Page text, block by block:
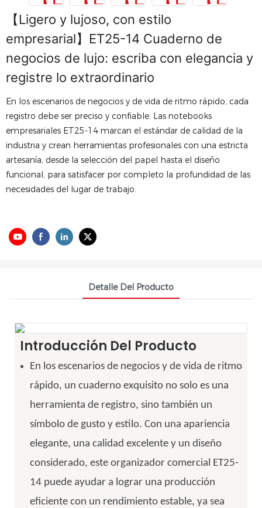
【Ligero y lujoso, con estilo
empresarial】ET25-14 Cuaderno de
negocios de lujo: escriba con elegancia y
registre lo extraordinario
En los escenarios de negocios y de vida de ritmo rápido, cada
registro debe ser preciso y confiable. Las notebooks
empresariales ET25-14 marcan el estándar de calidad de la
industria y crean herramientas profesionales con una estricta
artesanía, desde la selección del papel hasta el diseño
funcional, para satisfacer por completo la profundidad de las
necesidades del lugar de trabajo.
Detalle Del Producto
Introducción Del Producto
En los escenarios de negocios y de vida de ritmo
rápido, un cuaderno exquisito no solo es una
herramienta de registro, sino también un
símbolo de gusto y estilo. Con una apariencia
elegante, una calidad excelente y un diseño
considerado, este organizador comercial ET25-
14 puede ayudar a lograr una producción
eficiente con un rendimiento estable, ya sea